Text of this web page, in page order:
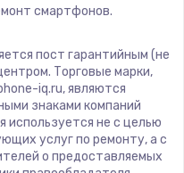
смартфонов.
пост гарантийным (не
Торговые марки,
iq.ru, являются
знаками компаний
используется не с целью
услуг по ремонту, а с
о предоставляемых